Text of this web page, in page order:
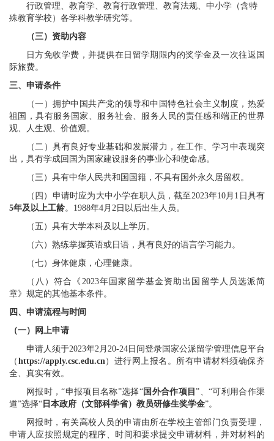
行政管理、教育学、教育行政管理、教育法规、中小学（含特
殊教育学校）各学科教学研究等。
（三） 资助内容
日方免收学费，并提供在日留学期限内的奖学金及一次往返国
际旅费。
三、申请条件
（一）拥护中国共产党的领导和中国特色社会主义制度，热爱
祖国，具有服务国家、服务社会、服务人民的责任感和端正的世界
观、人生观、价值观。
（二）具有良好专业基础和发展潜力，在工作、学习中表现突
出，具有学成回国为国家建设服务的事业心和使命感。
（三）具有中华人民共和国国籍，不具有国外永久居留权。
（四）申请时应为大中小学在职人员，截至 2023年10 月 1 日具有
5年及以上工龄。 1988年4 月 2 日以后出生人员。
（五）具有大学本科及以上学历。
（六）熟练掌握英语或日语，具有良好的语言学习能力。
（七）身体健康，心理健康。
（八）符合《 2023年国家留学基金资助出国留学人员选派简
章》规定的其他基本条件。
四 、申请流程与时间
（一）网上申请
申请人须于2023年2 月 20-24 日 间登录国家公派留学管理信息平台
（ https://apply.csc.edu.cn ）进行网上报名。所有申请材料须确保齐
全、真实有效。
网报时，“申报项目名称”选择“国外合作项目”、“可利用合作渠
道”选择“ 日本政府（文部科学省）教员研修生奖学金”。
网报时，有关高校人员的申请由所在学校主管部门负责受理 ，
申请人应按照规定的程序、时间和要求提交申请材料，并对材料的